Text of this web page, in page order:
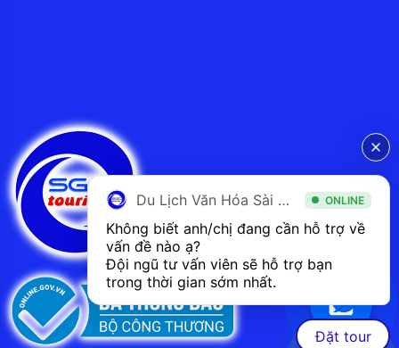
Du Lịch Văn Hóa Sài Gòn ONLINE
Không biết anh/chị đang cần hỗ trợ về
vấn đề nào ạ?
Đội ngũ tư vấn viên sẽ hỗ trợ bạn
trong thời gian sớm nhất.
Đặt tour